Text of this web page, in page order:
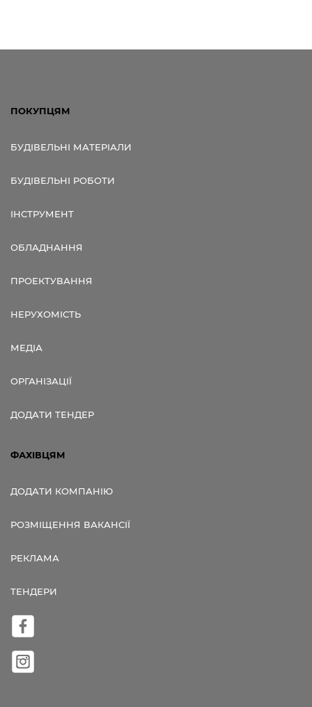
ПОКУПЦЯМ
БУДІВЕЛЬНІ МАТЕРІАЛИ
БУДІВЕЛЬНІ РОБОТИ
ІНСТРУМЕНТ
ОБЛАДНАННЯ
ПРОЕКТУВАННЯ
НЕРУХОМІСТЬ
МЕДІА
ОРГАНІЗАЦІЇ
ДОДАТИ ТЕНДЕР
ФАХІВЦЯМ
ДОДАТИ КОМПАНІЮ
РОЗМІЩЕННЯ ВАКАНСІЇ
РЕКЛАМА
ТЕНДЕРИ